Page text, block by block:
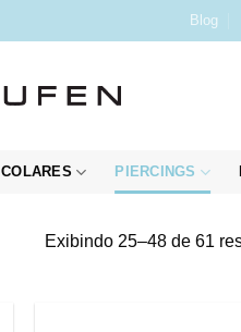
Blog
COLARES PIERCINGS
Exibindo 25–48 de 61